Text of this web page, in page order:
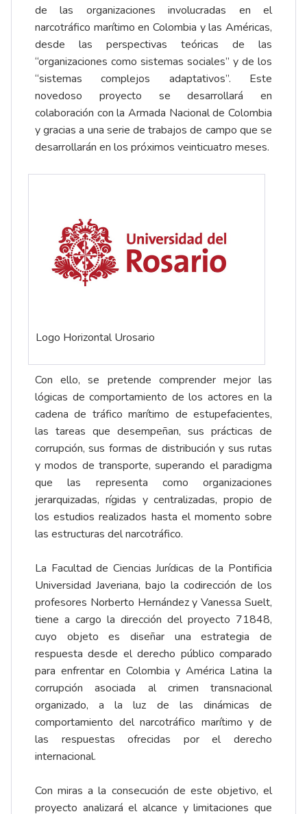
de las organizaciones involucradas en el
narcotráfico marítimo en Colombia y las Américas,
desde las perspectivas teóricas de las
“organizaciones como sistemas sociales” y de los
“sistemas complejos adaptativos”. Este
novedoso proyecto se desarrollará en
colaboración con la Armada Nacional de Colombia
y gracias a una serie de trabajos de campo que se
desarrollarán en los próximos veinticuatro meses.
Logo Horizontal Urosario
Con ello, se pretende comprender mejor las
lógicas de comportamiento de los actores en la
cadena de tráfico marítimo de estupefacientes,
las tareas que desempeñan, sus prácticas de
corrupción, sus formas de distribución y sus rutas
y modos de transporte, superando el paradigma
que las representa como organizaciones
jerarquizadas, rígidas y centralizadas, propio de
los estudios realizados hasta el momento sobre
las estructuras del narcotráfico.
La Facultad de Ciencias Jurídicas de la Pontificia
Universidad Javeriana, bajo la codirección de los
profesores Norberto Hernández y Vanessa Suelt,
tiene a cargo la dirección del proyecto 71848,
cuyo objeto es diseñar una estrategia de
respuesta desde el derecho público comparado
para enfrentar en Colombia y América Latina la
corrupción asociada al crimen transnacional
organizado, a la luz de las dinámicas de
comportamiento del narcotráfico marítimo y de
las respuestas ofrecidas por el derecho
internacional.
Con miras a la consecución de este objetivo, el
proyecto analizará el alcance y limitaciones que